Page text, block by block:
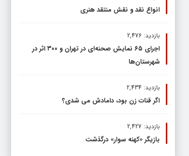
انواع نقد و نقش منتقد هنری
بازدید: 2,476
اجرای ۶۵ نمایش صحنه‌ای در تهران و ۳۰۰ اثر در
شهرستان‌ها
بازدید: 2,434
اگر قنات زن بود، دامادش می شدی؟
بازدید: 2,427
بازیگر «کهنه سوار» درگذشت